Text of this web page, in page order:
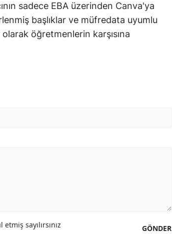
sadece EBA üzerinden Canva'ya
başlıklar ve müfredata uyumlu
öğretmenlerin karşısına
GÖNDER
sayılırsınız